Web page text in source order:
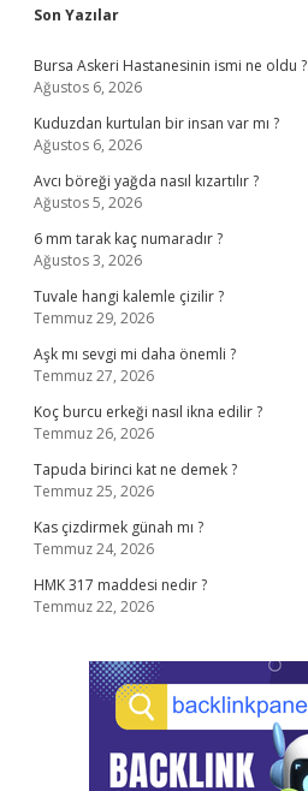
Sidebar
Son Yazılar
Bursa Askeri Hastanesinin ismi ne oldu ?
Ağustos 6, 2026
Kuduzdan kurtulan bir insan var mı ?
Ağustos 6, 2026
Avcı böreği yağda nasıl kızartılır ?
Ağustos 5, 2026
6 mm tarak kaç numaradır ?
Ağustos 3, 2026
Tuvale hangi kalemle çizilir ?
Temmuz 29, 2026
Aşk mı sevgi mi daha önemli ?
Temmuz 27, 2026
Koç burcu erkeği nasıl ikna edilir ?
Temmuz 26, 2026
Tapuda birinci kat ne demek ?
Temmuz 25, 2026
Kas çizdirmek günah mı ?
Temmuz 24, 2026
HMK 317 maddesi nedir ?
Temmuz 22, 2026